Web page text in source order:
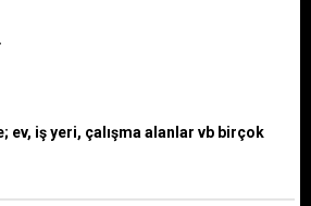
ev, iş yeri, çalışma alanlar vb birçok